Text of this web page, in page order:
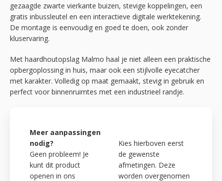
gezaagde zwarte vierkante buizen, stevige koppelingen, een
gratis inbussleutel en een interactieve digitale werktekening.
De montage is eenvoudig en goed te doen, ook zonder
kluservaring.
Met haardhoutopslag Malmo haal je niet alleen een praktische
opbergoplossing in huis, maar ook een stijlvolle eyecatcher
met karakter. Volledig op maat gemaakt, stevig in gebruik en
perfect voor binnenruimtes met een industrieel randje.
Meer aanpassingen
nodig?
Geen probleem! Je
kunt dit product
openen in ons
Kies hierboven eerst
de gewenste
afmetingen. Deze
worden overgenomen